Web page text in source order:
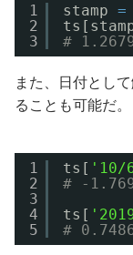
1
2
3
stamp =
#
また、日付とし
ることも可能だ。
1
2
3
4
5
ts[ '10/
# -
ts[
#